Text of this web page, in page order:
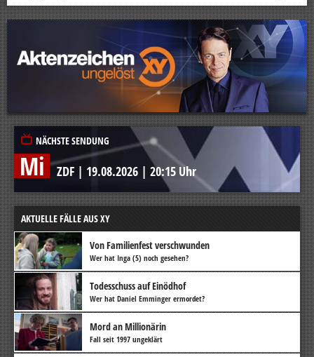
NÄCHSTE SENDUNG
Mi ZDF | 19.08.2026 | 20:15 Uhr
AKTUELLE FÄLLE AUS XY
Von Familienfest verschwunden
Wer hat Inga (5) noch gesehen?
Todesschuss auf Einödhof
Wer hat Daniel Emminger ermordet?
Mord an Millionärin
Fall seit 1997 ungeklärt